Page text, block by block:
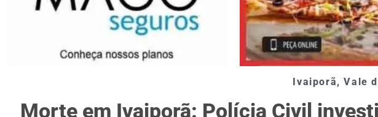
Ivaiporã,Vale
Morte em Ivaiporã: Polícia Civil